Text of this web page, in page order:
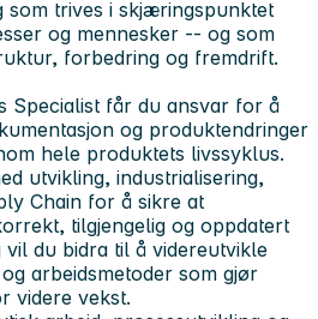
trives i skjæringspunktet
og mennesker -- og som
forbedring og fremdrift.
Specialist får du ansvar for å
og produktendringer
hele produktets livssyklus.
utvikling, industrialisering,
Chain for å sikre at
tilgjengelig og oppdatert
vil du bidra til å videreutvikle
arbeidsmetoder som gjør
videre vekst.